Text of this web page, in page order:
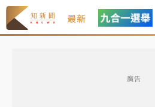
最新
廣告